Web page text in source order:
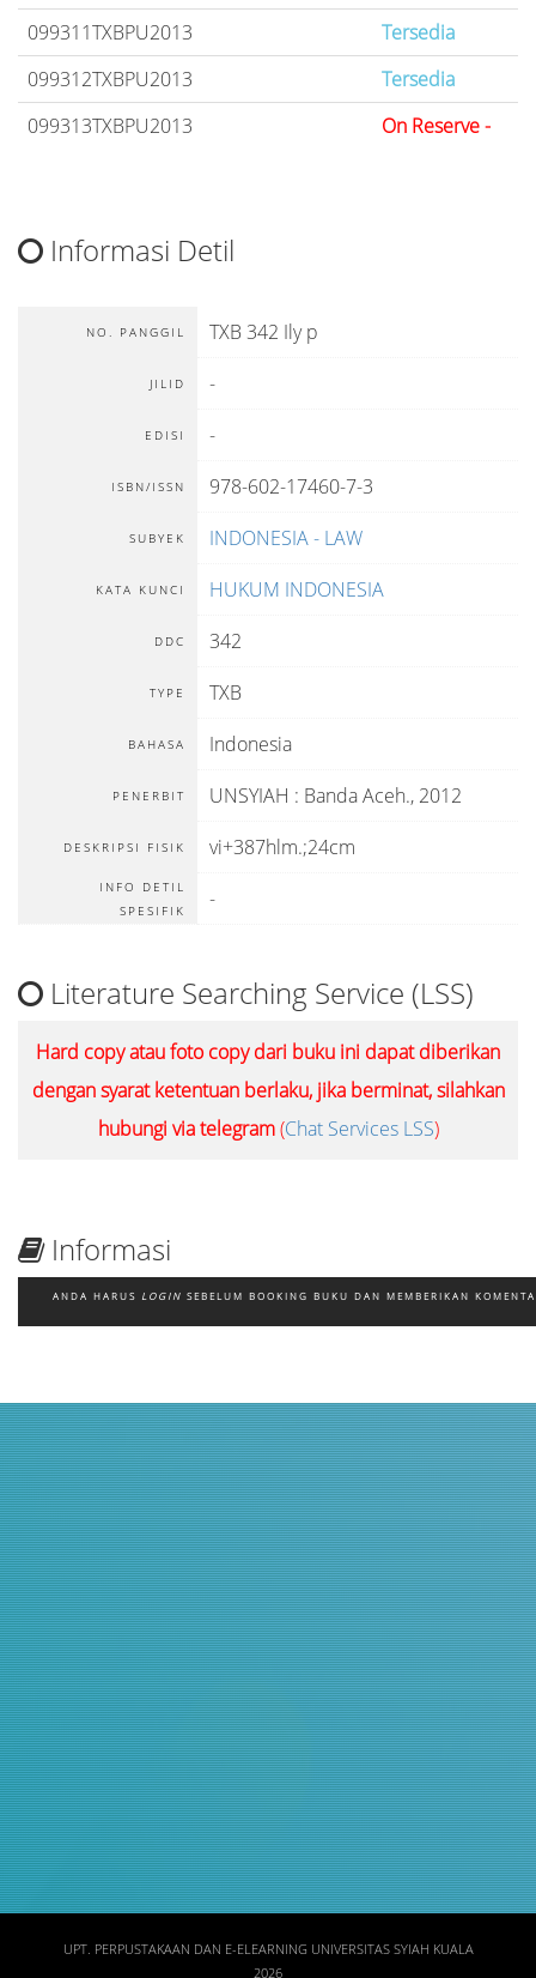
099311TXBPU2013
Tersedia
099312TXBPU2013
Tersedia
099313TXBPU2013
On Reserve -
Informasi Detil
NO. PANGGIL TXB 342 Ily p
JILID -
EDISI -
ISBN/ISSN 978-602-17460-7-3
SUBYEK INDONESIA - LAW
KATA KUNCI HUKUM INDONESIA
DDC 342
TYPE TXB
BAHASA Indonesia
PENERBIT UNSYIAH : Banda Aceh., 2012
DESKRIPSI FISIK vi+387hlm.;24cm
INFO DETIL
SPESIFIK
-
Literature Searching Service (LSS)
Hard copy atau foto copy dari buku ini dapat diberikan
dengan syarat ketentuan berlaku, jika berminat, silahkan
hubungi via telegram(Chat Services LSS)
Informasi
ANDA HARUS LOGIN SEBELUM BOOKING BUKU DAN MEMBERIKAN
Judul
Pengarang
Subyek
ISBN/ISSN
Tipe Koleksi
Lokasi
GMD
UPT. PERPUSTAKAAN DAN E-ELEARNING UNIVERSITAS SYIAH KUALA
2026